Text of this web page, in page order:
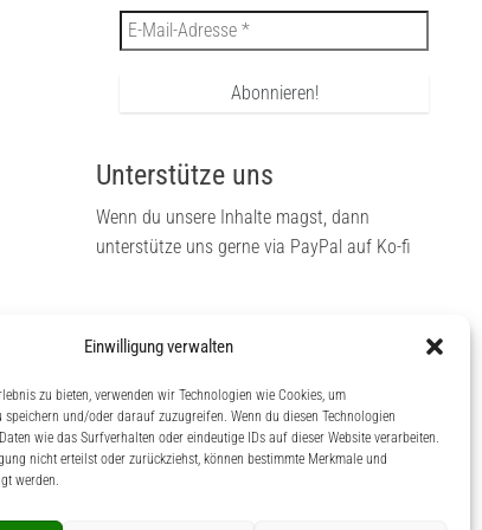
Einwilligung verwalten
zu bieten, verwenden wir Technologien wie Cookies, um
und/oder darauf zuzugreifen. Wenn du diesen Technologien
wie das Surfverhalten oder eindeutige IDs auf dieser Website verarbeiten.
nicht erteilst oder zurückziehst, können bestimmte Merkmale und
werden.
Unterstütze uns
Wenn du unsere Inhalte magst, dann
unterstütze uns gerne via PayPal auf Ko-fi